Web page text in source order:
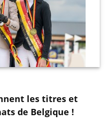
les titres et
de Belgique !